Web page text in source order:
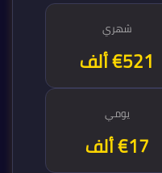
شهري
€521 ألف
يومي
€17 ألف